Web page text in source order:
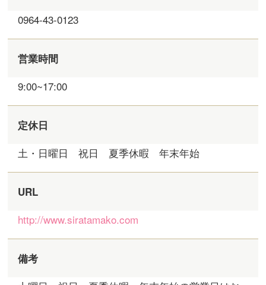
0964-43-0123
営業時間
9:00~17:00
定休日
土・日曜日 祝日 夏季休暇 年末年始
URL
http://www.siratamako.com
備考